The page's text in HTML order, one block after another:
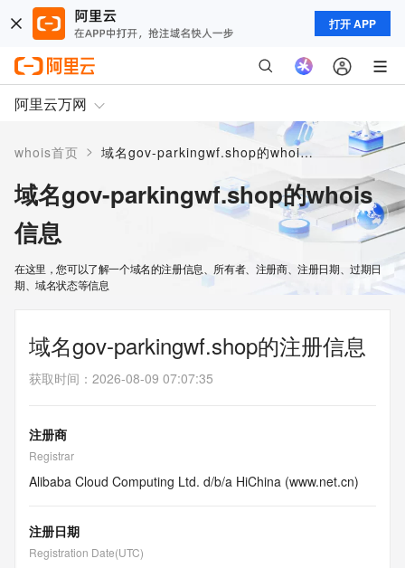
打开 APP
阿里云万网
whois首页 > 域名gov-parkingwf.shop的whois信息
域名gov-parkingwf.shop的whois
信息
在这里，您可以了解一个域名的注册信息、所有者、注册商、注册日期、过期日
期、域名状态等信息
域名gov-parkingwf.shop的注册信息
获取时间 ： 2026-08-09 07:07:35
注册商
Registrar
Alibaba Cloud Computing Ltd. d/b/a HiChina (www.net.cn)
注册日期
Registration Date(UTC)